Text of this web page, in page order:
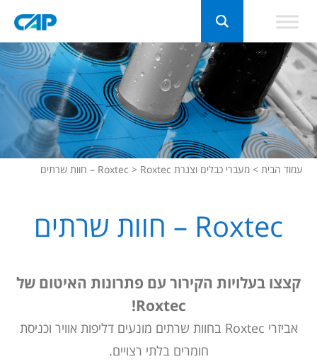
עמוד הבית > מעברי כבלים וצנרת Roxtec > Roxtec – חוות שרתים
Roxtec – חוות שרתים
קצצו בעלויות הקירור עם פתרונות האיטום של
Roxtec!
אביזרי Roxtec ב חוות שרתים מונעים דליפות אוויר וכניסת
חומרים בלתי רצויים.